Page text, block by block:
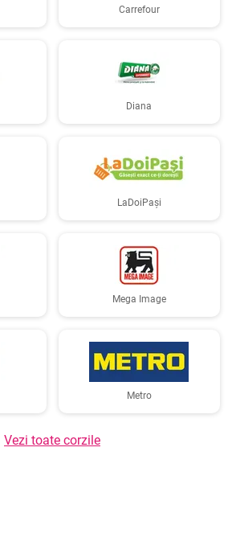
Carrefour
Diana
LaDoiPași
Mega Image
Metro
Vezi toate corzile